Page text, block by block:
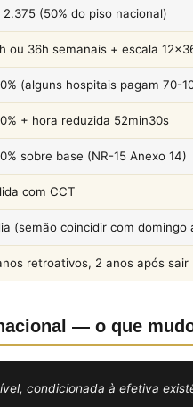
2.375 (50% do piso nacional)
ou 36h semanais + escala
(alguns hospitais pagam 70-
+ hora reduzida 52min30s
sobre base (NR-15 Anexo 14)
com CCT
(semão coincidir com domingo
retroativos, 2 anos após sair
— o que
condicionada à efetiva